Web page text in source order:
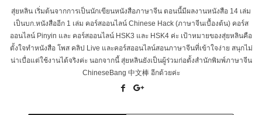
สุ่ยหลิน เริ่มต้นจากการเป็นนักเขียนหนังสือภาษาจีน ตอนนี้มีผลงานหนังสือ 14 เล่ม
เป็นบก.หนังสืออีก 1 เล่ม คอร์สออนไลน์ Chinese Hack (ภาษาจีนเบื้องต้น) คอร์ส
ออนไลน์ Pinyin และ คอร์สออนไลน์ HSK3 และ HSK4 ค่ะ เป้าหมายของสุ่ยหลินคือ
ตั้งใจทำหนังสือ โพส คลิป Live และคอร์สออนไลน์สอนภาษาจีนที่เข้าใจง่าย สนุกไม่
น่าเบื่อแต่ใช้งานได้จริงค่ะ นอกจากนี้ สุ่ยหลินยังเป็นผู้ร่วมก่อตั้งสำนักพิมพ์ภาษาจีน
ChineseBang 中文棒 อีกด้วยค่ะ